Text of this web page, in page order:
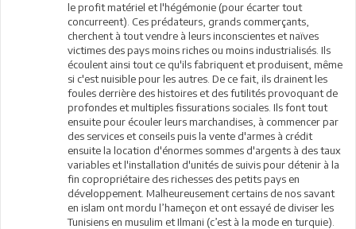
le profit matériel et l'hégémonie (pour écarter tout
concurreent). Ces prédateurs, grands commerçants,
cherchent à tout vendre à leurs inconscientes et naïves
victimes des pays moins riches ou moins industrialisés. Ils
écoulent ainsi tout ce qu'ils fabriquent et produisent, même
si c'est nuisible pour les autres. De ce fait, ils drainent les
foules derrière des histoires et des futilités provoquant de
profondes et multiples fissurations sociales. Ils font tout
ensuite pour écouler leurs marchandises, à commencer par
des services et conseils puis la vente d'armes à crédit
ensuite la location d'énormes sommes d'argents à des taux
variables et l'installation d'unités de suivis pour détenir à la
fin copropriétaire des richesses des petits pays en
développement. Malheureusement certains de nos savant
en islam ont mordu l’hameçon et ont essayé de diviser les
Tunisiens en musulim et Ilmani (c’est à la mode en turquie).